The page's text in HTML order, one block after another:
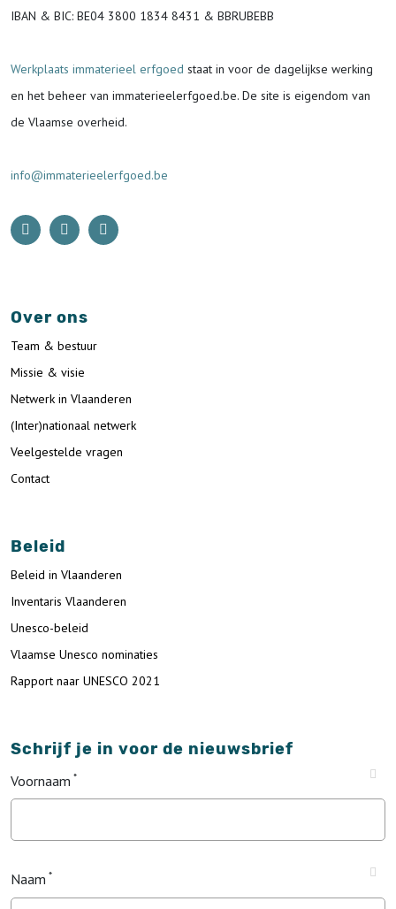
IBAN & BIC: BE04 3800 1834 8431 & BBRUBEBB
Werkplaats immaterieel erfgoed staat in voor de dagelijkse werking
en het beheer van immaterieelerfgoed.be. De site is eigendom van
de Vlaamse overheid.
info@immaterieelerfgoed.be
Over ons
Team & bestuur
Missie & visie
Netwerk in Vlaanderen
(Inter)nationaal netwerk
Veelgestelde vragen
Contact
Beleid
Beleid in Vlaanderen
Inventaris Vlaanderen
Unesco-beleid
Vlaamse Unesco nominaties
Rapport naar UNESCO 2021
Schrijf je in voor de nieuwsbrief
Voornaam
Naam